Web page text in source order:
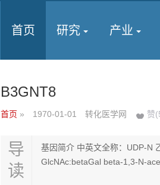
首页 研究 产业
B3GNT8
首页 » 1970-01-01 转化医学网 赞(
导
读
基因简介 中英文全称：UDP-N
GlcNAc:betaGal beta-1,3-N-